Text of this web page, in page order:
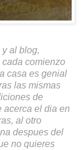
al blog,
comienzo
casa es genial
las mismas
de
acerca el dia en
al otro
despues del
no quieres